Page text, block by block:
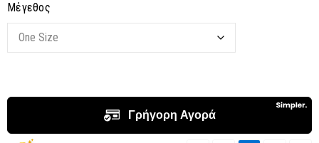
Μέγεθος